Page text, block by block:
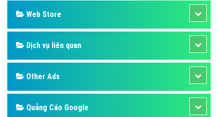
Web Store
Dịch vụ liên quan
Other Ads
Quảng Cáo Google